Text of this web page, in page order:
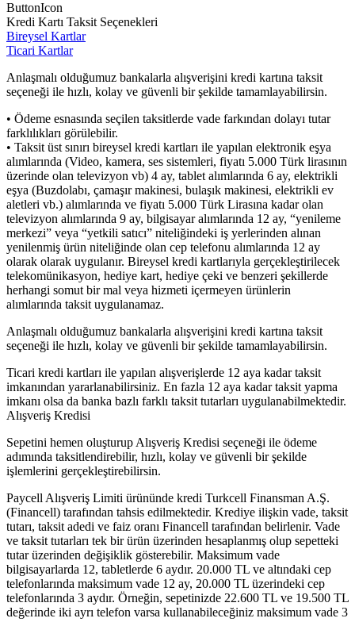
ButtonIcon
Kredi Kartı Taksit Seçenekleri
Bireysel Kartlar
Ticari Kartlar
Anlaşmalı olduğumuz bankalarla alışverişini kredi kartına taksit
seçeneği ile hızlı, kolay ve güvenli bir şekilde tamamlayabilirsin.
• Ödeme esnasında seçilen taksitlerde vade farkından dolayı tutar
farklılıkları görülebilir.
• Taksit üst sınırı bireysel kredi kartları ile yapılan elektronik eşya
alımlarında (Video, kamera, ses sistemleri, fiyatı 5.000 Türk lirasının
üzerinde olan televizyon vb) 4 ay, tablet alımlarında 6 ay, elektrikli
eşya (Buzdolabı, çamaşır makinesi, bulaşık makinesi, elektrikli ev
aletleri vb.) alımlarında ve fiyatı 5.000 Türk Lirasına kadar olan
televizyon alımlarında 9 ay, bilgisayar alımlarında 12 ay, “yenileme
merkezi” veya “yetkili satıcı” niteliğindeki iş yerlerinden alınan
yenilenmiş ürün niteliğinde olan cep telefonu alımlarında 12 ay
olarak olarak uygulanır. Bireysel kredi kartlarıyla gerçekleştirilecek
telekomünikasyon, hediye kart, hediye çeki ve benzeri şekillerde
herhangi somut bir mal veya hizmeti içermeyen ürünlerin
alımlarında taksit uygulanamaz.
Anlaşmalı olduğumuz bankalarla alışverişini kredi kartına taksit
seçeneği ile hızlı, kolay ve güvenli bir şekilde tamamlayabilirsin.
Ticari kredi kartları ile yapılan alışverişlerde 12 aya kadar taksit
imkanından yararlanabilirsiniz. En fazla 12 aya kadar taksit yapma
imkanı olsa da banka bazlı farklı taksit tutarları uygulanabilmektedir.
Alışveriş Kredisi
Sepetini hemen oluşturup Alışveriş Kredisi seçeneği ile ödeme
adımında taksitlendirebilir, hızlı, kolay ve güvenli bir şekilde
işlemlerini gerçekleştirebilirsin.
Paycell Alışveriş Limiti ürününde kredi Turkcell Finansman A.Ş.
(Financell) tarafından tahsis edilmektedir. Krediye ilişkin vade, taksit
tutarı, taksit adedi ve faiz oranı Financell tarafından belirlenir. Vade
ve taksit tutarları tek bir ürün üzerinden hesaplanmış olup sepetteki
tutar üzerinden değişiklik gösterebilir. Maksimum vade
bilgisayarlarda 12, tabletlerde 6 aydır. 20.000 TL ve altındaki cep
telefonlarında maksimum vade 12 ay, 20.000 TL üzerindeki cep
telefonlarında 3 aydır. Örneğin, sepetinizde 22.600 TL ve 19.500 TL
değerinde iki ayrı telefon varsa kullanabileceğiniz maksimum vade 3